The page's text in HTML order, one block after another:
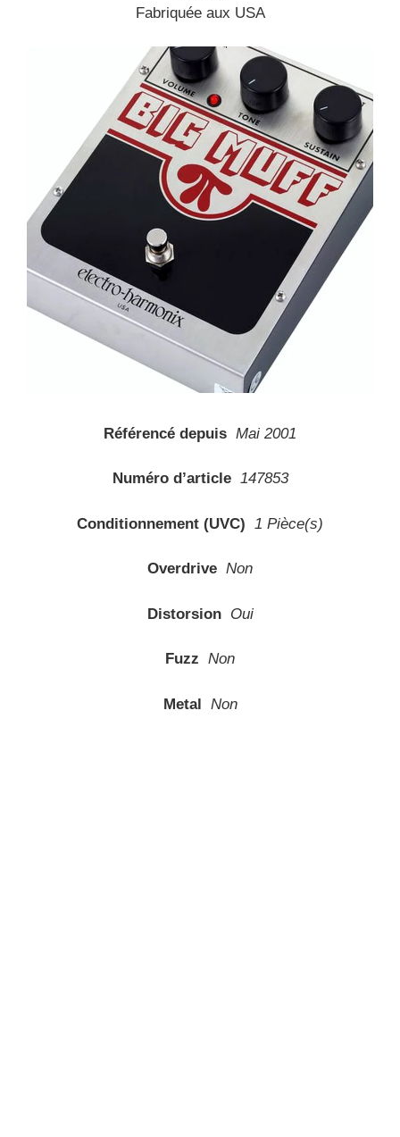
Fabriquée aux USA
Référencé depuis Mai 2001
Numéro d’article 147853
Conditionnement (UVC) 1 Pièce(s)
Overdrive Non
Distorsion Oui
Fuzz Non
Metal Non